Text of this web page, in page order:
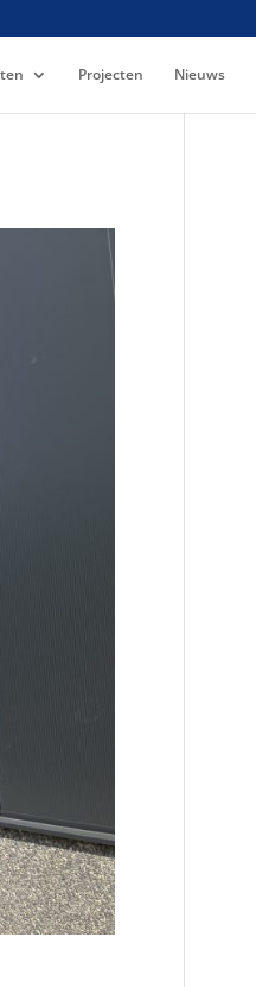
Projecten Nieuws